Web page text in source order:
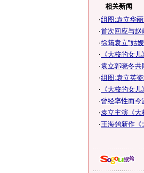
相关新闻
·组图:袁立华
·首次回应与赵
·徐筠袁立"姑
· 《大校的女
·袁立郭晓冬共
·组图:袁立英
· 《大校的女
·曾经率性而今
·袁立主演《
·王海鸰新作《